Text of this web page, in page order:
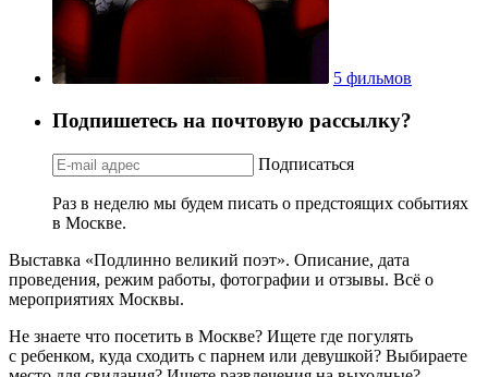
5 фильмов
Подпишетесь на почтовую рассылку?
Подписаться
Раз в неделю мы будем писать о предстоящих событиях
в Москве.
Выставка «Подлинно великий поэт». Описание, дата
проведения, режим работы, фотографии и отзывы. Всё о
мероприятиях Москвы.
Не знаете что посетить в Москве? Ищете где погулять
с ребенком, куда сходить с парнем или девушкой? Выбираете